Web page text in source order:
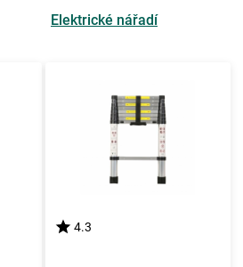
Elektrické nářadí
4.3